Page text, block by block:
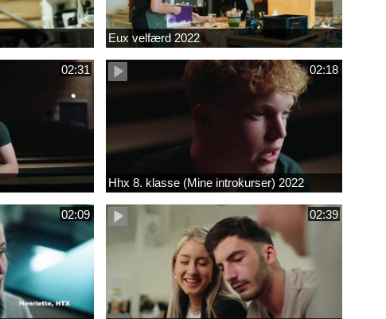
Eux velfærd 2022
02:31 02:18
Hhx 8. klasse (Mine introkurser) 2022
02:09 02:39